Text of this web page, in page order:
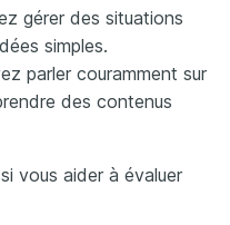
gérer des situations
simples.
parler couramment sur
des contenus
vous aider à évaluer